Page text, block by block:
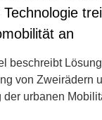
an
beschreibt
von Zweirädern
der urbanen